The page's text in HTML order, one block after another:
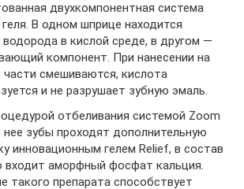
двухкомпонентная система
геля. В одном шприце находится
водорода в кислой среде, в другом —
компонент. При нанесении на
части смешиваются, кислота
и не разрушает зубную эмаль.
отбеливания системой Zoom
нее зубы проходят дополнительную
инновационным гелем Relief, в состав
входит аморфный фосфат кальция.
такого препарата способствует